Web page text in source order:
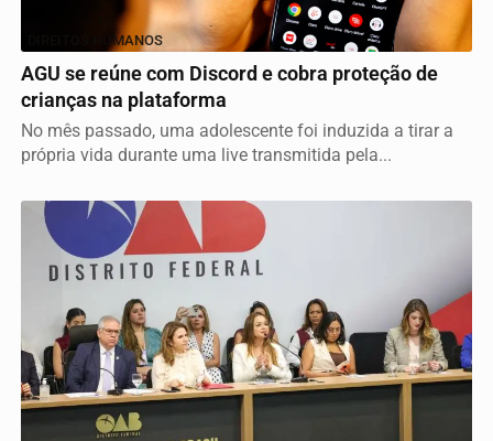
DIREITOS HUMANOS
AGU se reúne com Discord e cobra proteção de
crianças na plataforma
No mês passado, uma adolescente foi induzida a tirar a
própria vida durante uma live transmitida pela...